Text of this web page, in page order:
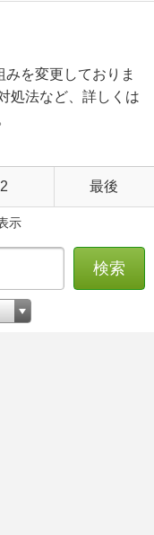
を変更しておりま
処法など、詳しくは
2 最後
示
検索